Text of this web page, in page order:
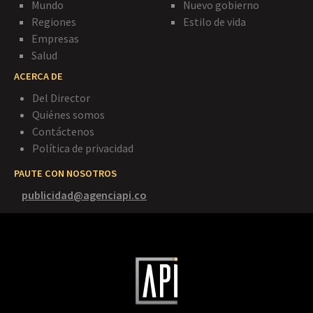
Mundo
Regiones
Empresas
Salud
Nuevo gobierno
Estilo de vida
ACERCA DE
Del Director
Quiénes somos
Contáctenos
Política de privacidad
PAUTE CON NOSOTROS
publicidad@agenciapi.co